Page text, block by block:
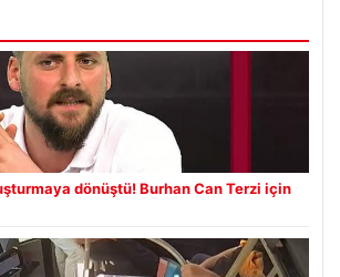
dönüştü! Burhan Can Terzi için